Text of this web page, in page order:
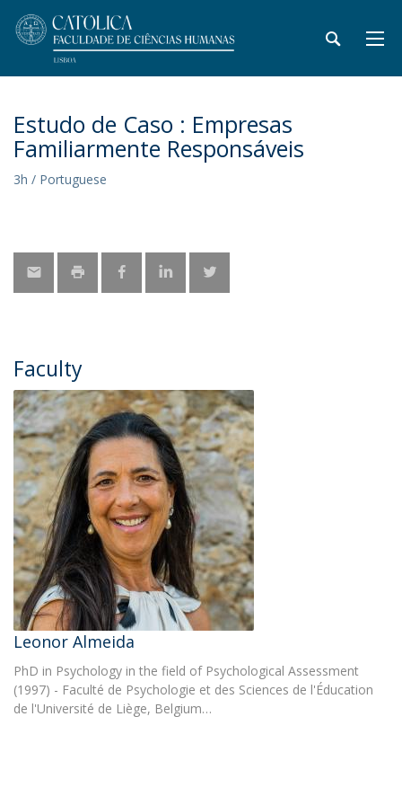
Estudo de Caso : Empresas
Familiarmente Responsáveis
3h / Portuguese
Faculty
Leonor Almeida
PhD in Psychology in the field of Psychological Assessment
(1997) - Faculté de Psychologie et des Sciences de l'Éducation
de l'Université de Liège, Belgium…